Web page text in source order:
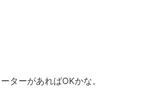
ターがあればOKかな。